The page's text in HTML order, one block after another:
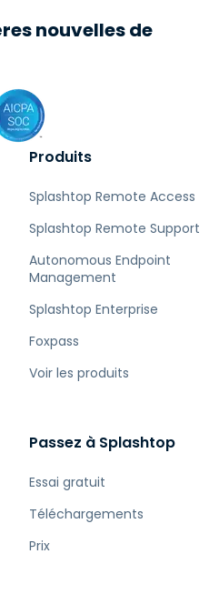
Produits
Splashtop Remote Access
Splashtop Remote Support
Autonomous Endpoint
Management
Splashtop Enterprise
Foxpass
Voir les produits
Passez à Splashtop
Essai gratuit
Téléchargements
Prix
nouvelles de